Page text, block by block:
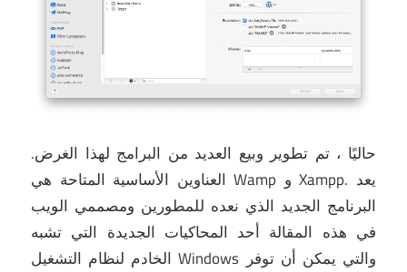
حاليًا ، تم تطوير وبيع العديد من البرامج لهذا الغرض.
العناوين الأساسية المتاحة هي Wamp و Xampp. يعد
البرنامج الجديد الذي نعده للمطورين ومصممي الويب
في هذه المقالة أحد المحاكيات الجديدة التي تشبه
الخادم لنظام التشغيل Windows والتي يمكن أن توفر